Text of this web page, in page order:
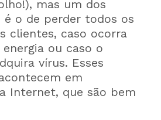
mas um dos
é o de perder todos os
clientes, caso ocorra
ou caso o
vírus. Esses
em
Internet, que são bem